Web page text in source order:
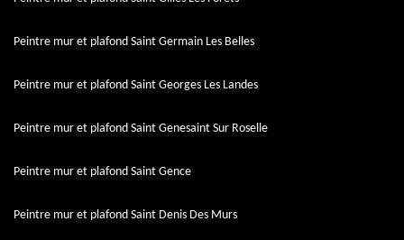
Peintre mur et plafond Saint Germain Les Belles
Peintre mur et plafond Saint Georges Les Landes
Peintre mur et plafond Saint Genesaint Sur Roselle
Peintre mur et plafond Saint Gence
Peintre mur et plafond Saint Denis Des Murs